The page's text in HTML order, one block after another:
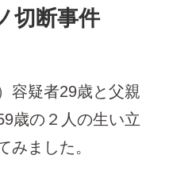
切断事件
容疑者29歳と父親
歳の２人の生い立
みました。